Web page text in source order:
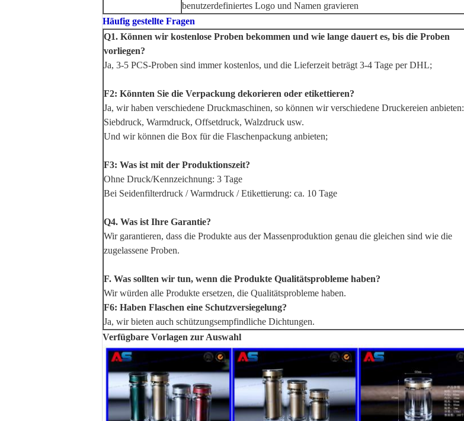
benutzerdefiniertes Logo und Namen gravieren
Häufig gestellte Fragen
Q1. Können wir kostenlose Proben bekommen und wie lange dauert es, bis die Proben
vorliegen?
Ja, 3-5 PCS-Proben sind immer kostenlos, und die Lieferzeit beträgt 3-4 Tage per DHL;
F2: Könnten Sie die Verpackung dekorieren oder etikettieren?
Ja, wir haben verschiedene Druckmaschinen, so können wir verschiedene Druckereien anbieten:
Siebdruck, Warmdruck, Offsetdruck, Walzdruck usw.
Und wir können die Box für die Flaschenpackung anbieten;
F3: Was ist mit der Produktionszeit?
Ohne Druck/Kennzeichnung: 3 Tage
Bei Seidenfilterdruck / Warmdruck / Etikettierung: ca. 10 Tage
Q4. Was ist Ihre Garantie?
Wir garantieren, dass die Produkte aus der Massenproduktion genau die gleichen sind wie die
zugelassene Proben.
F. Was sollten wir tun, wenn die Produkte Qualitätsprobleme haben?
Wir würden alle Produkte ersetzen, die Qualitätsprobleme haben.
F6: Haben Flaschen eine Schutzversiegelung?
Ja, wir bieten auch schützungsempfindliche Dichtungen.
Verfügbare Vorlagen zur Auswahl